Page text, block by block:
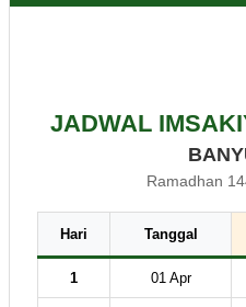
JADWAL
Ramadhan
Hari Tanggal
1 01 Apr